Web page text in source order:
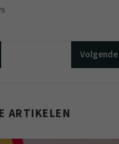
Volgende
ARTIKELEN